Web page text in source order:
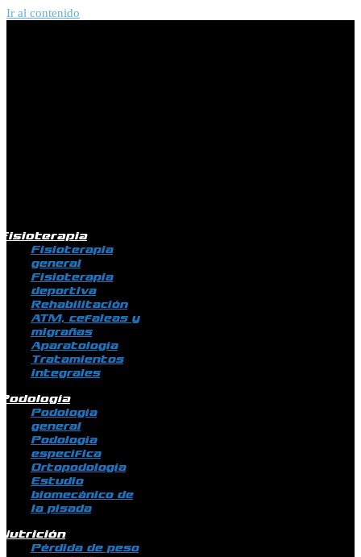
Ir al contenido
Fisioterapia
general
Fisioterapia
deportiva
Rehabilitación
ATM, cefaleas y
migrañas
Aparatología
Tratamientos
integrales
Podología
general
Podología
específica
Ortopodología
Estudio
biomecánico de
la pisada
Pérdida de peso